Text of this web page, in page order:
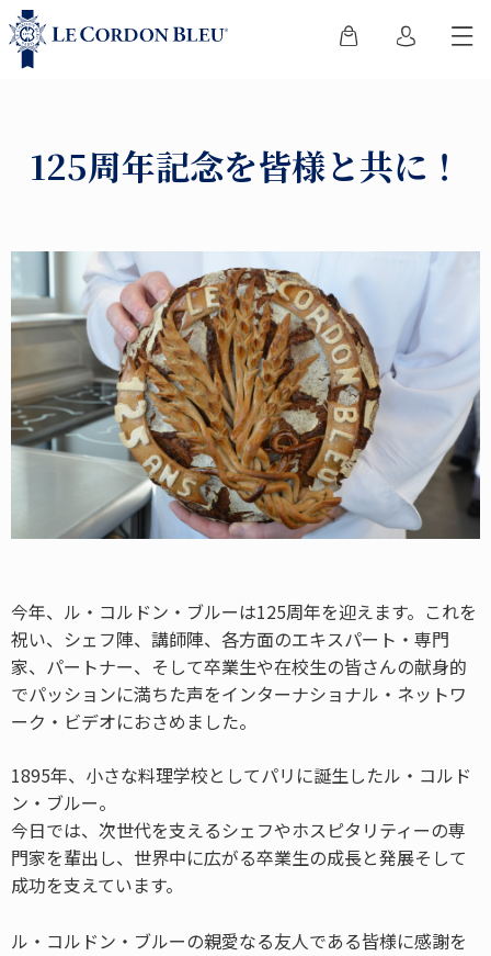
125周年記念を皆様と共に！
今年、ル・コルドン・ブルーは125周年を迎えます。これを
祝い、シェフ陣、講師陣、各方面のエキスパート・専門
家、パートナー、そして卒業生や在校生の皆さんの献身的
でパッションに満ちた声をインターナショナル・ネットワ
ーク・ビデオにおさめました。
1895年、小さな料理学校としてパリに誕生したル・コルド
ン・ブルー。
今日では、次世代を支えるシェフやホスピタリティーの専
門家を輩出し、世界中に広がる卒業生の成長と発展そして
成功を支えています。
ル・コルドン・ブルーの親愛なる友人である皆様に感謝を